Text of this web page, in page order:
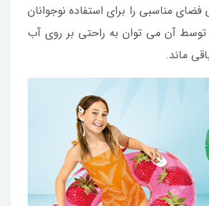
مناسبی را برای استفاده نوجوانان
آن می توان به راحتی بر روی آب
ماند.